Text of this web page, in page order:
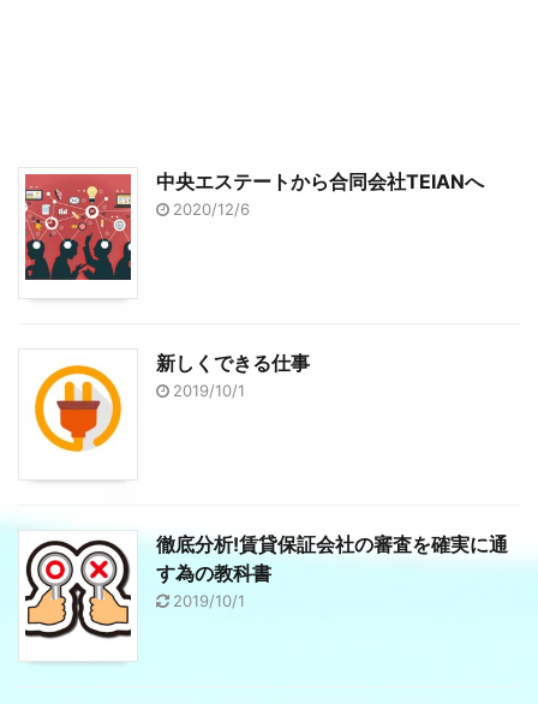
中央エステートから合同会社TEIANへ
2020/12/6
新しくできる仕事
2019/10/1
徹底分析!賃貸保証会社の審査を確実に通
す為の教科書
2019/10/1